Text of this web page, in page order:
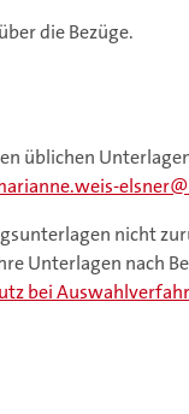
die Bezüge.
üblichen
elsner
nicht
Unterlagen nach
bei